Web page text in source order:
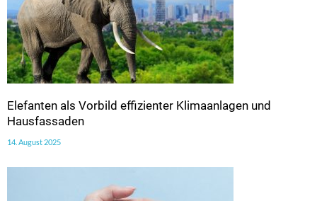
Elefanten als Vorbild effizienter Klimaanlagen und
Hausfassaden
14. August 2025